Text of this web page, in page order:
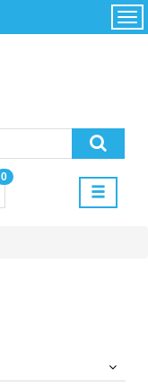
0
Početna
korišćenja i